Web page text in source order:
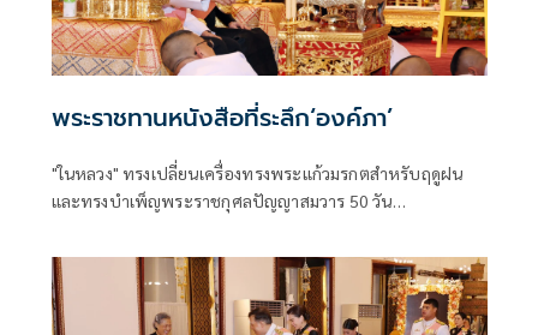
พระราชทานหนังสือที่ระลึก‘องค์ภา’
"ในหลวง" ทรงเปลี่ยนเครื่องทรงพระแก้วมรกตสำหรับฤดูฝน
และทรงบำเพ็ญพระราชกุศลปัญญาสมวาร 50 วัน
หนังสือที่ระลึก 50 วัน แก่ผู้เข้าร่วมพิธี